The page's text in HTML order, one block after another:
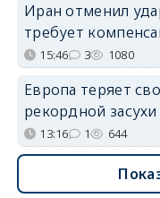
Иран отменил
требует
15:46 3 1080
Европа теряет
рекордной засухи
13:16 1 644